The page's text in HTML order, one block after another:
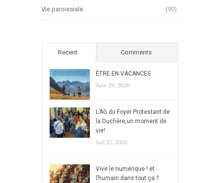
Vie paroissiale (90)
Recent Comments
ÊTRE EN VACANCES
Juin 29, 2026
L’AG du Foyer Protestant de
la Duchère,un moment de
vie!
Juil 22, 2026
Vive le numérique ! et
l’humain dans tout ça ?